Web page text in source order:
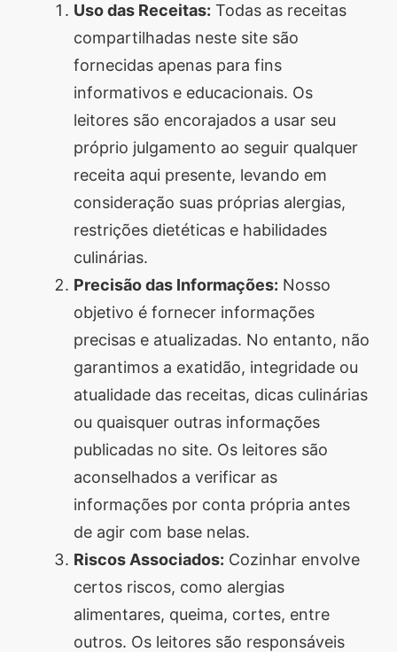
ocasiões especiais.
Descubra sobremesas
irresistíveis, refeições
saudáveis e práticas,
além de dicas exclusivas
que vão facilitar sua
vida na cozinha. 🍰🥗
Quer aprender a fazer
um almoço delicioso,
sobremesas de dar água
na boca? Nós temos
tudo o que você
precisa! Explore nosso
site e descubra técnicas
culinárias incríveis,
segredos valiosos e
receitas rápidas e fáceis
que vão impressionar
todos ao seu redor.
Transforme suas
refeições e inspire-se
agora mesmo!
Uso das Receitas: Todas as receitas
compartilhadas neste site são
fornecidas apenas para fins
informativos e educacionais. Os
leitores são encorajados a usar seu
próprio julgamento ao seguir qualquer
receita aqui presente, levando em
consideração suas próprias alergias,
restrições dietéticas e habilidades
culinárias.
Precisão das Informações: Nosso
objetivo é fornecer informações
precisas e atualizadas. No entanto, não
garantimos a exatidão, integridade ou
atualidade das receitas, dicas culinárias
ou quaisquer outras informações
publicadas no site. Os leitores são
aconselhados a verificar as
informações por conta própria antes
de agir com base nelas.
Riscos Associados: Cozinhar envolve
certos riscos, como alergias
alimentares, queima, cortes, entre
outros. Os leitores são responsáveis